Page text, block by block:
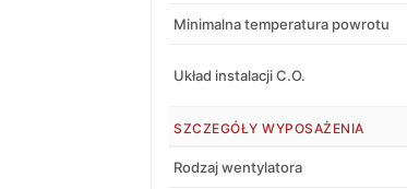
Minimalna temperatura powrotu
Układ instalacji C.O.
SZCZEGÓŁY WYPOSAŻENIA
Rodzaj wentylatora